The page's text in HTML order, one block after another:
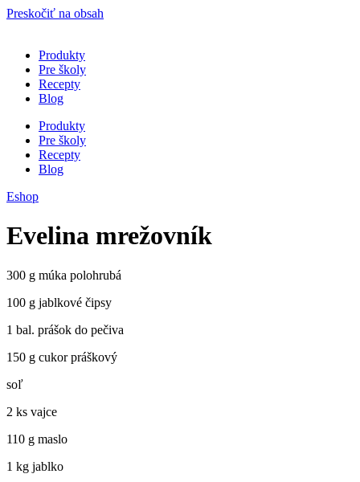
Preskočiť na obsah
Produkty
Pre školy
Recepty
Blog
Produkty
Pre školy
Recepty
Blog
Eshop
Evelina mrežovník
300 g múka polohrubá
100 g jablkové čipsy
1 bal. prášok do pečiva
150 g cukor práškový
soľ
2 ks vajce
110 g maslo
1 kg jablko